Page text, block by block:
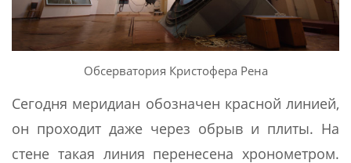
Обсерватория Кристофера Рена
Сегодня меридиан обозначен красной линией,
он проходит даже через обрыв и плиты. На
стене такая линия перенесена хронометром.